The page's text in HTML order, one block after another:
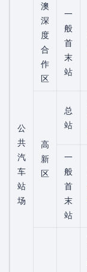
公
共
汽
车
站
场
澳
深
度
合
作
区
一
般
首
末
站
高
新
区
总
站
一
般
首
末
站